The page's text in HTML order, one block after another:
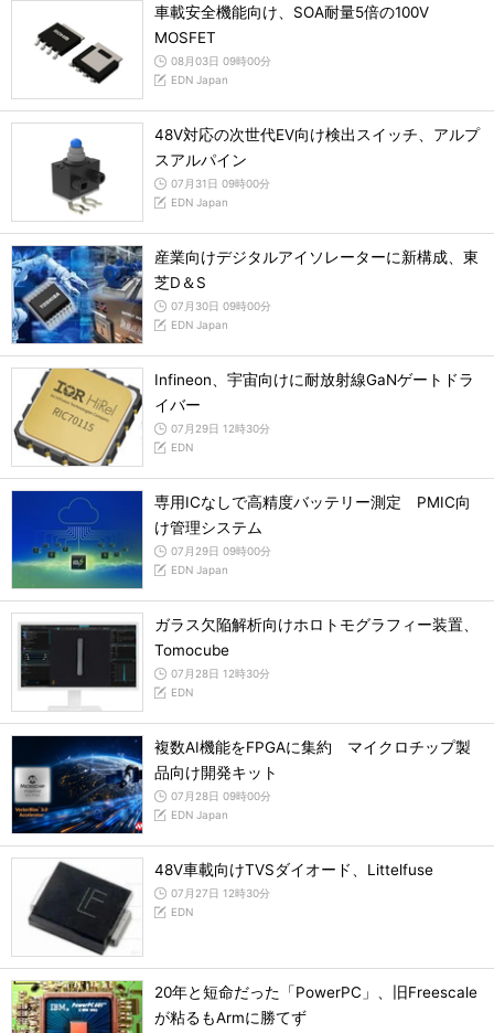
車載安全機能向け、SOA耐量5倍の100V
MOSFET
08月03日 09時00分
EDN Japan
48V対応の次世代EV向け検出スイッチ、アルプ
スアルパイン
07月31日 09時00分
EDN Japan
産業向けデジタルアイソレーターに新構成、東
芝D＆S
07月30日 09時00分
EDN Japan
Infineon、宇宙向けに耐放射線GaNゲートドラ
イバー
07月29日 12時30分
EDN
専用ICなしで高精度バッテリー測定 PMIC向
け管理システム
07月29日 09時00分
EDN Japan
ガラス欠陥解析向けホロトモグラフィー装置、
Tomocube
07月28日 12時30分
EDN
複数AI機能をFPGAに集約 マイクロチップ製
品向け開発キット
07月28日 09時00分
EDN Japan
48V車載向けTVSダイオード、Littelfuse
07月27日 12時30分
EDN
20年と短命だった「PowerPC」、旧Freescale
が粘るもArmに勝てず